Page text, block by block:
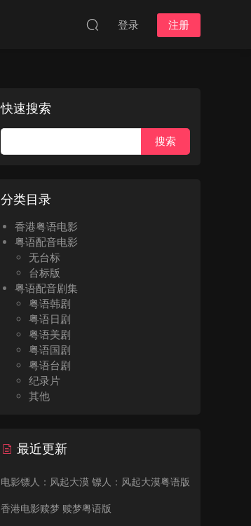
登录 注册
快速搜索
分类目录
香港粤语电影
粤语配音电影
无台标
台标版
粤语配音剧集
粤语韩剧
粤语日剧
粤语美剧
粤语国剧
粤语台剧
纪录片
其他
最近更新
电影镖人：风起大漠 镖人：风起大漠粤语版
香港电影赎梦 赎梦粤语版